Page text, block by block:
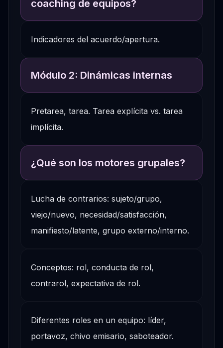
coaching de equipos?
Indicadores del acuerdo/apertura.
Módulo 2: Dinámicas internas
Pretarea, tarea. Tarea explícita vs. tarea
implícita.
¿Qué son los motores grupales?
Lucha de contrarios: sujeto/grupo,
viejo/nuevo, necesidad/satisfacción,
manifiesto/latente, grupo externo/interno.
Conceptos: rol, conducta de rol,
contrarol, expectativa de rol.
Diferentes roles en un equipo: líder,
portavoz, chivo emisario, saboteador.